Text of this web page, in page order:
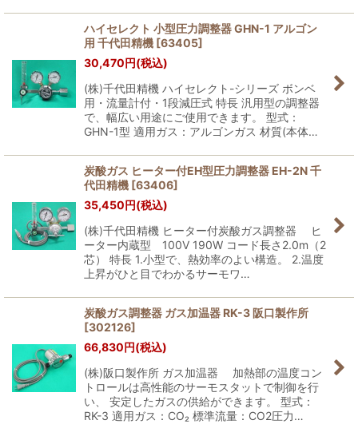
ハイセレクト 小型圧力調整器 GHN-1 アルゴン
用 千代田精機 [63405]
30,470円(税込)
(株)千代田精機 ハイセレクト-シリーズ ボンベ
用・流量計付・1段減圧式 特長 汎用型の調整器
で、幅広い用途にご使用できます。 型式：
GHN-1型 適用ガス：アルゴンガス 材質(本体…
炭酸ガス ヒーター付EH型圧力調整器 EH-2N 千
代田精機 [63406]
35,450円(税込)
(株)千代田精機 ヒーター付炭酸ガス調整器 ヒ
ーター内蔵型 100V 190W コード長さ2.0m（2
芯） 特長 1.小型で、熱効率のよい構造。 2.温度
上昇がひと目でわかるサーモワ…
炭酸ガス調整器 ガス加温器 RK-3 阪口製作所
[302126]
66,830円(税込)
(株)阪口製作所 ガス加温器 加熱部の温度コン
トロールは高性能のサーモスタットで制御を行
い、 安定したガスの供給ができます。 型式：
RK-3 適用ガス：CO₂ 標準流量：CO2圧力…